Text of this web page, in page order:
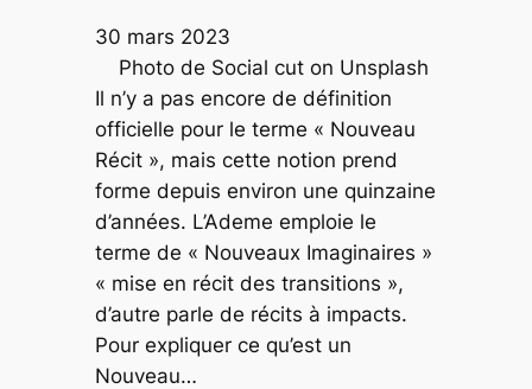
30 mars 2023
Photo de Social cut on Unsplash
Il n’y a pas encore de définition
officielle pour le terme « Nouveau
Récit », mais cette notion prend
forme depuis environ une quinzaine
d’années. L’Ademe emploie le
terme de « Nouveaux Imaginaires »
« mise en récit des transitions »,
d’autre parle de récits à impacts.
Pour expliquer ce qu’est un
Nouveau…